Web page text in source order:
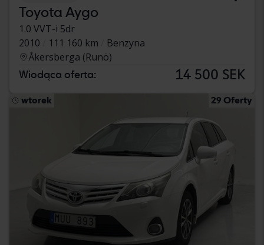
Toyota Aygo
1.0 VVT-i 5dr
2010
111 160 km
Benzyna
Åkersberga (Runö)
Wiodąca oferta: 14 500 SEK
wtorek 29 Oferty